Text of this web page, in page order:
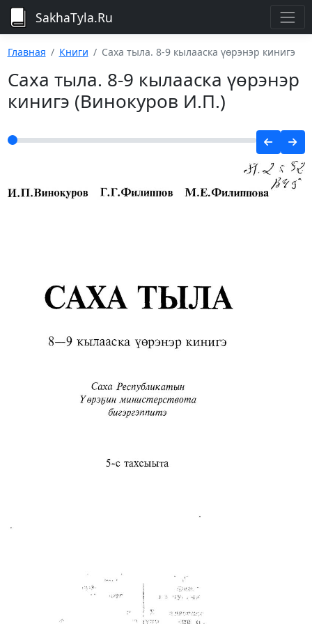
SakhaTyla.Ru
Главная Книги Саха тыла. 8-9 кылааска үөрэнэр кинигэ
Саха тыла. 8-9 кылааска үөрэнэр
кинигэ (Винокуров И.П.)